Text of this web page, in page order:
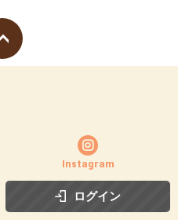
Instagram
ログイン